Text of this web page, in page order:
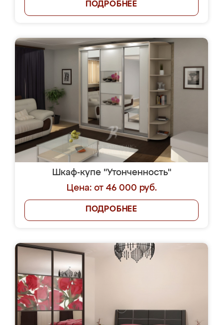
ПОДРОБНЕЕ
Шкаф-купе "Утонченность"
Цена: от 46 000 руб.
ПОДРОБНЕЕ